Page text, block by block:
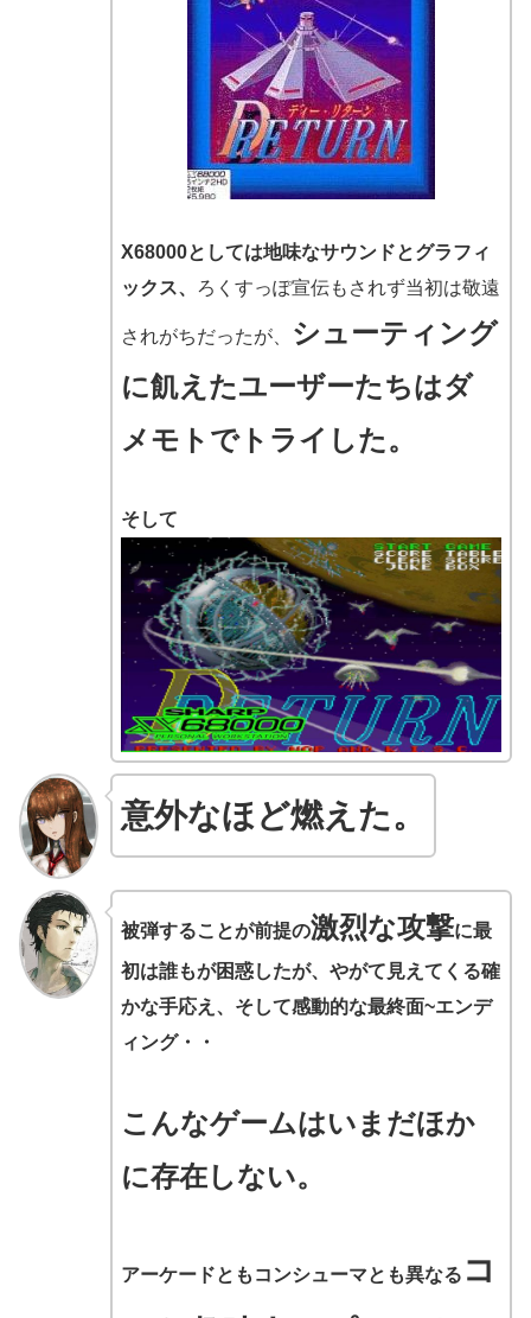
X68000としては地味なサウンドとグラフィ
ックス、 ろくすっぽ宣伝もされず当初は敬遠
されがちだったが、
シューティング
に飢えたユーザーたちはダ
メモトでトライした。
そして
意外なほど燃えた。
被弾することが前提の激烈な攻撃に最
初は誰もが困惑したが、 やがて見えてくる確
かな手応え、そして感動的な最終面~エンデ
ィング・・
こんなゲームはいまだほか
に存在しない。
アーケードともコンシューマとも異なる コ